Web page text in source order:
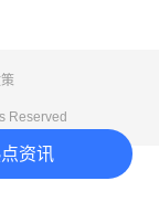
资讯
Reserved